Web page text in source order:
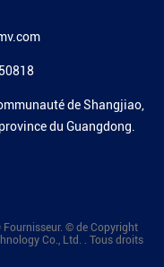
de Shangjiao,
du Guangdong.
Fournisseur. © de Copyright
Co., Ltd. . Tous droits